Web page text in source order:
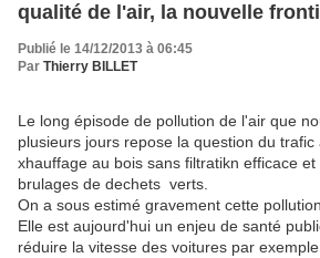
qualité de l'air, la nouvelle
Publié le 14/12/2013 à 06:45
Par Thierry BILLET
Le long épisode de pollution de l'air que
plusieurs jours repose la question du trafic
xhauffage au bois sans filtratikn efficace
brulages de dechets verts.
On a sous estimé gravement cette pollution.
Elle est aujourd'hui un enjeu de santé
réduire la vitesse des voitures par